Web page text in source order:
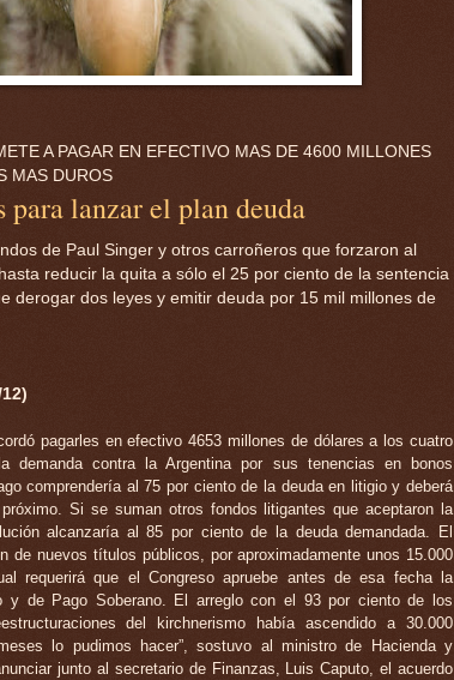
A PAGAR EN EFECTIVO MAS DE 4600 MILLONES
MAS DUROS
lanzar el plan deuda
de Paul Singer y otros carroñeros que forzaron al
reducir la quita a sólo el 25 por ciento de la sentencia
derogar dos leyes y emitir deuda por 15 mil millones de
pagarles en efectivo 4653 millones de dólares a los cuatro
demanda contra la Argentina por sus tenencias en bonos
comprendería al 75 por ciento de la deuda en litigio y deberá
Si se suman otros fondos litigantes que aceptaron la
alcanzaría al 85 por ciento de la deuda demandada. El
de nuevos títulos públicos, por aproximadamente unos 15.000
requerirá que el Congreso apruebe antes de esa fecha la
y de Pago Soberano. El arreglo con el 93 por ciento de los
del kirchnerismo había ascendido a 30.000
lo pudimos hacer”, sostuvo al ministro de Hacienda y
junto al secretario de Finanzas, Luis Caputo, el acuerdo